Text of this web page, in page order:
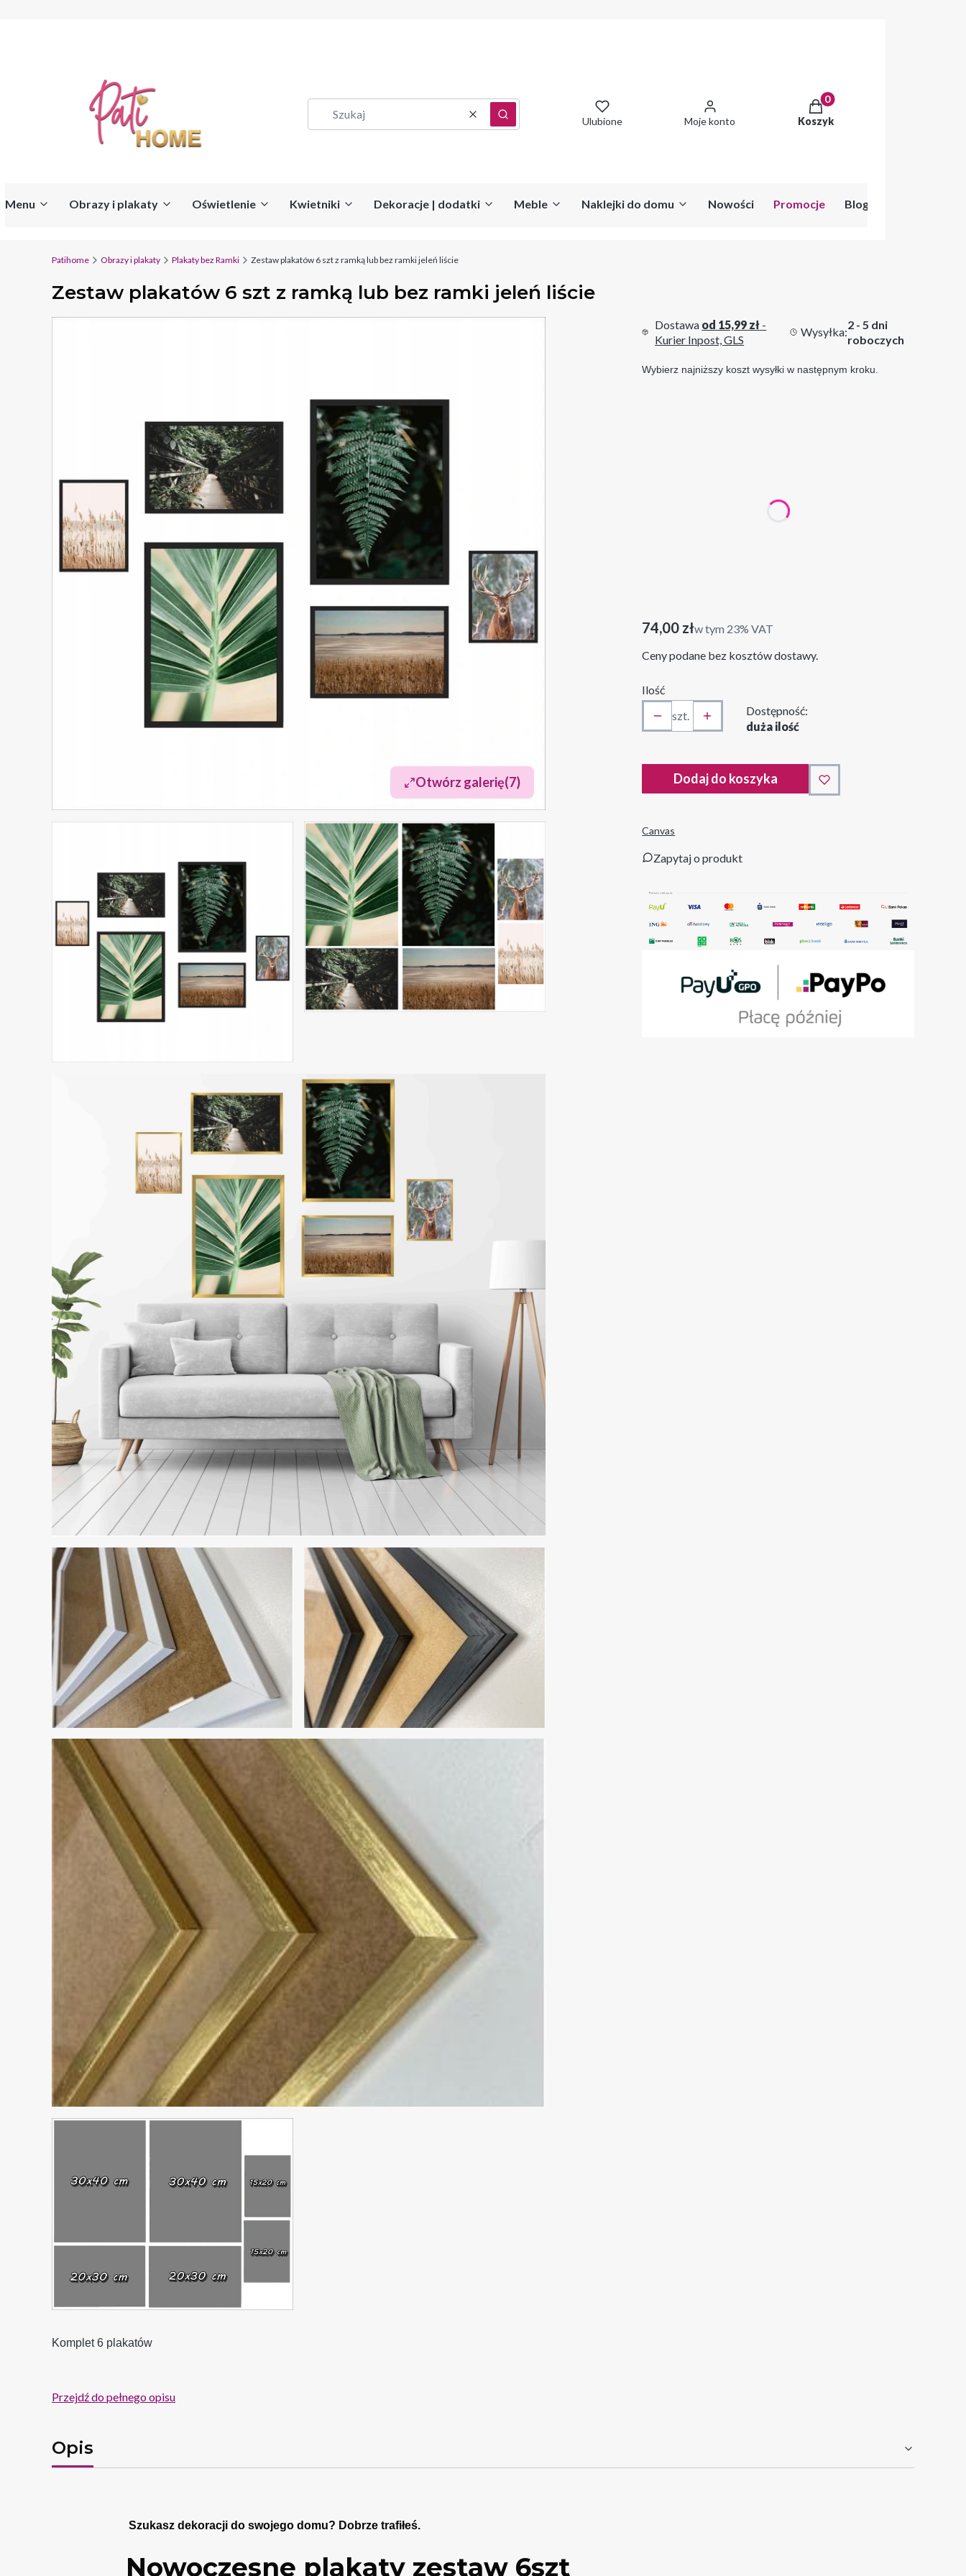
WyczyśćSzukaj Ulubione Moje konto
Produkty w koszyku: 0.
Koszyk
Menu Obrazy i plakaty Oświetlenie Kwietniki Dekoracje | dodatki Meble Naklejki do domu Nowości Promocje Blog
Patihome Obrazy i plakaty Plakaty bez Ramki Zestaw plakatów 6 szt z ramką lub bez ramki jeleń liście
Zestaw plakatów 6 szt z ramką lub bez ramki jeleń liście
Otwórz galerię(7)
Komplet 6 plakatów
Przejdź do pełnego opisu
Dostawa od 15,99 zł -
Kurier Inpost, GLS
Wysyłka:
2 - 5 dni
roboczych
Wybierz najniższy koszt wysyłki w następnym kroku.
Cena
74,00 złw tym 23% VAT
w tym 23% VAT
Ceny podane bez kosztów dostawy.
Ilość
szt.
Dostępność:
duża ilość
Dodaj do koszyka
Canvas
Zapytaj o produkt
Opis
Szukasz dekoracji do swojego domu? Dobrze trafiłeś.
Nowoczesne plakaty zestaw 6szt